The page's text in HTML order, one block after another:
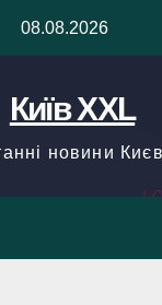
08.08.2026
Київ XXL
новини